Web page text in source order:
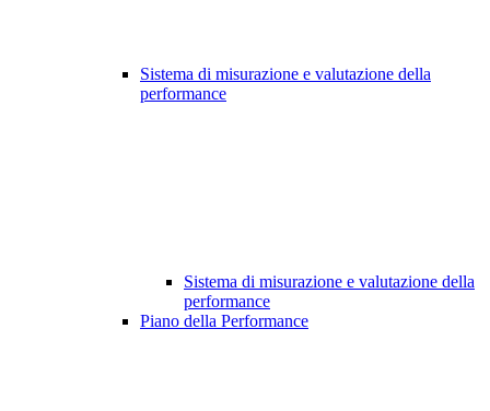
Sistema di misurazione e valutazione della
performance
Sistema di misurazione e valutazione della
performance
Piano della Performance